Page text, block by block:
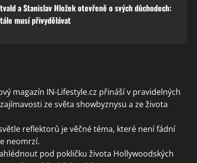
a Stanislav Hložek otevřeně o svých důchodech:
musí přivydělávat
magazín IN-Lifestyle.cz přináší v pravidelných
ze světa showbyznysu a ze života
reflektorů je věčné téma, které není fádní
neomrzí.
pod pokličku života Hollywoodských